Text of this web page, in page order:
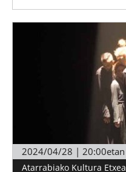
2024/04/28 | 20:00etan
Atarrabiako Kultura Etxea